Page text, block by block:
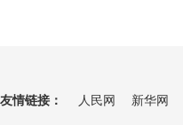
友情链接： 人民网 新华网